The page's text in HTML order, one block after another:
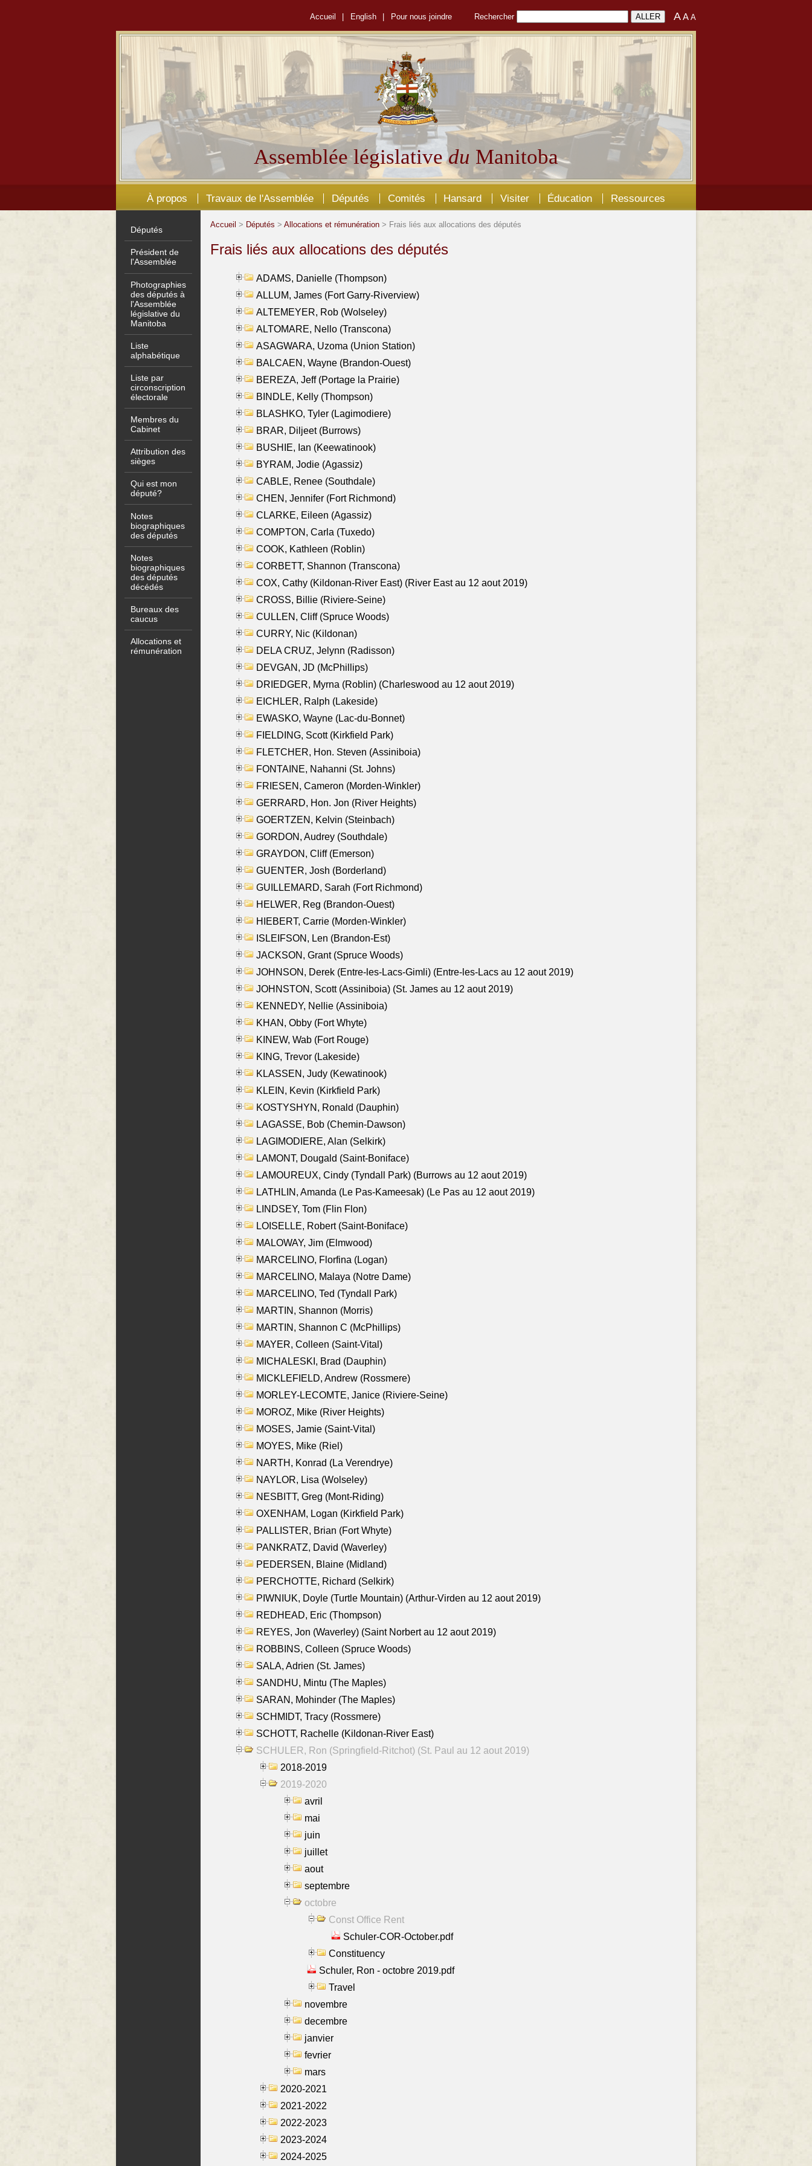
Accueil English Pour nous joindre Rechercher AA A
Assemblée législativedu Manitoba
À propos Travaux de l'Assemblée Députés Comités Hansard Visiter Éducation Ressources
Députés
Président de
l'Assemblée
Photographies
des députés à
l'Assemblée
législative du
Manitoba
Liste
alphabétique
Liste par
circonscription
électorale
Membres du
Cabinet
Attribution des
sièges
Qui est mon
député?
Notes
biographiques
des députés
Notes
biographiques
des députés
décédés
Bureaux des
caucus
Allocations et
rémunération
Accueil > Députés > Allocations et rémunération > Frais liés aux allocations des députés
Frais liés aux allocations des députés
ADAMS, Danielle (Thompson)
ALLUM, James (Fort Garry-Riverview)
ALTEMEYER, Rob (Wolseley)
ALTOMARE, Nello (Transcona)
ASAGWARA, Uzoma (Union Station)
BALCAEN, Wayne (Brandon-Ouest)
BEREZA, Jeff (Portage la Prairie)
BINDLE, Kelly (Thompson)
BLASHKO, Tyler (Lagimodiere)
BRAR, Diljeet (Burrows)
BUSHIE, Ian (Keewatinook)
BYRAM, Jodie (Agassiz)
CABLE, Renee (Southdale)
CHEN, Jennifer (Fort Richmond)
CLARKE, Eileen (Agassiz)
COMPTON, Carla (Tuxedo)
COOK, Kathleen (Roblin)
CORBETT, Shannon (Transcona)
COX, Cathy (Kildonan-River East) (River East au 12 aout 2019)
CROSS, Billie (Riviere-Seine)
CULLEN, Cliff (Spruce Woods)
CURRY, Nic (Kildonan)
DELA CRUZ, Jelynn (Radisson)
DEVGAN, JD (McPhillips)
DRIEDGER, Myrna (Roblin) (Charleswood au 12 aout 2019)
EICHLER, Ralph (Lakeside)
EWASKO, Wayne (Lac-du-Bonnet)
FIELDING, Scott (Kirkfield Park)
FLETCHER, Hon. Steven (Assiniboia)
FONTAINE, Nahanni (St. Johns)
FRIESEN, Cameron (Morden-Winkler)
GERRARD, Hon. Jon (River Heights)
GOERTZEN, Kelvin (Steinbach)
GORDON, Audrey (Southdale)
GRAYDON, Cliff (Emerson)
GUENTER, Josh (Borderland)
GUILLEMARD, Sarah (Fort Richmond)
HELWER, Reg (Brandon-Ouest)
HIEBERT, Carrie (Morden-Winkler)
ISLEIFSON, Len (Brandon-Est)
JACKSON, Grant (Spruce Woods)
JOHNSON, Derek (Entre-les-Lacs-Gimli) (Entre-les-Lacs au 12 aout 2019)
JOHNSTON, Scott (Assiniboia) (St. James au 12 aout 2019)
KENNEDY, Nellie (Assiniboia)
KHAN, Obby (Fort Whyte)
KINEW, Wab (Fort Rouge)
KING, Trevor (Lakeside)
KLASSEN, Judy (Kewatinook)
KLEIN, Kevin (Kirkfield Park)
KOSTYSHYN, Ronald (Dauphin)
LAGASSE, Bob (Chemin-Dawson)
LAGIMODIERE, Alan (Selkirk)
LAMONT, Dougald (Saint-Boniface)
LAMOUREUX, Cindy (Tyndall Park) (Burrows au 12 aout 2019)
LATHLIN, Amanda (Le Pas-Kameesak) (Le Pas au 12 aout 2019)
LINDSEY, Tom (Flin Flon)
LOISELLE, Robert (Saint-Boniface)
MALOWAY, Jim (Elmwood)
MARCELINO, Florfina (Logan)
MARCELINO, Malaya (Notre Dame)
MARCELINO, Ted (Tyndall Park)
MARTIN, Shannon (Morris)
MARTIN, Shannon C (McPhillips)
MAYER, Colleen (Saint-Vital)
MICHALESKI, Brad (Dauphin)
MICKLEFIELD, Andrew (Rossmere)
MORLEY-LECOMTE, Janice (Riviere-Seine)
MOROZ, Mike (River Heights)
MOSES, Jamie (Saint-Vital)
MOYES, Mike (Riel)
NARTH, Konrad (La Verendrye)
NAYLOR, Lisa (Wolseley)
NESBITT, Greg (Mont-Riding)
OXENHAM, Logan (Kirkfield Park)
PALLISTER, Brian (Fort Whyte)
PANKRATZ, David (Waverley)
PEDERSEN, Blaine (Midland)
PERCHOTTE, Richard (Selkirk)
PIWNIUK, Doyle (Turtle Mountain) (Arthur-Virden au 12 aout 2019)
REDHEAD, Eric (Thompson)
REYES, Jon (Waverley) (Saint Norbert au 12 aout 2019)
ROBBINS, Colleen (Spruce Woods)
SALA, Adrien (St. James)
SANDHU, Mintu (The Maples)
SARAN, Mohinder (The Maples)
SCHMIDT, Tracy (Rossmere)
SCHOTT, Rachelle (Kildonan-River East)
SCHULER, Ron (Springfield-Ritchot) (St. Paul au 12 aout 2019)
2018-2019
2019-2020
avril
mai
juin
juillet
aout
septembre
octobre
Const Office Rent
Schuler-COR-October.pdf
Constituency
Schuler, Ron - octobre 2019.pdf
Travel
novembre
decembre
janvier
fevrier
mars
2020-2021
2021-2022
2022-2023
2023-2024
2024-2025